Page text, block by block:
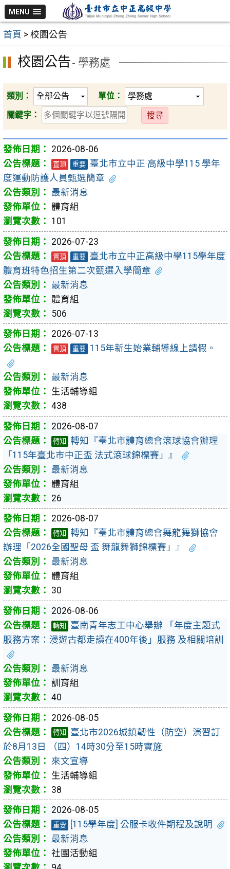
跳
至
主
區
MENU
首頁 > 校園公告
校園公告- 學務處
類別：
單位：
關鍵字：
送
出
2026-08-06
置頂 重要 臺北市立中正 高級中學115 學年
度運動防護人員甄選簡章
最新消息
體育組
101
2026-07-23
置頂 重要 臺北市立中正高級中學115學年度
體育班特色招生第二次甄選入學簡章
最新消息
體育組
506
2026-07-13
置頂 重要 115年新生始業輔導線上請假。
最新消息
生活輔導組
438
2026-08-07
轉知
轉知『臺北市體育總會滾球協會辦理
「115年臺北市中正盃 法式滾球錦標賽」』
最新消息
體育組
26
2026-08-07
轉知
轉知『臺北市體育總會舞龍舞獅協會
辦理「2026全國聖母 盃 舞龍舞獅錦標賽」』
最新消息
體育組
30
2026-08-06
轉知
臺南青年志工中心舉辦 「年度主題式
服務方案：漫遊古都走讀在400年後」服務 及相關培訓
最新消息
訓育組
40
2026-08-05
轉知
臺北市2026城鎮韌性（防空）演習訂
於8月13日 （四）14時30分至15時實施
來文宣導
生活輔導組
38
2026-08-05
重要
[115學年度] 公服卡收件期程及說明
最新消息
社團活動組